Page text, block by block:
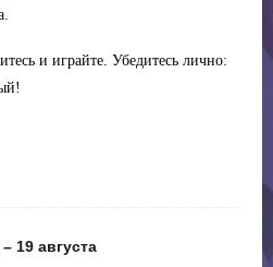
и играйте. Убедитесь лично:
19 августа